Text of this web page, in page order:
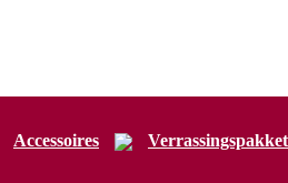
Accessoires Verrassingspakket
Spätlese